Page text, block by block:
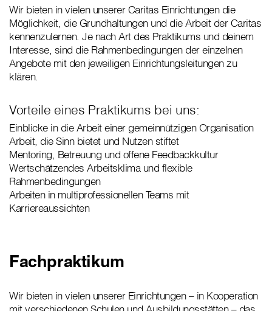
Wir bieten in vielen unserer Caritas Einrichtungen die
Möglichkeit, die Grundhaltungen und die Arbeit der Caritas
kennenzulernen. Je nach Art des Praktikums und deinem
Interesse, sind die Rahmenbedingungen der einzelnen
Angebote mit den jeweiligen Einrichtungsleitungen zu
klären.
Vorteile eines Praktikums bei uns:
Einblicke in die Arbeit einer gemeinnützigen Organisation
Arbeit, die Sinn bietet und Nutzen stiftet
Mentoring, Betreuung und offene Feedbackkultur
Wertschätzendes Arbeitsklima und flexible
Rahmenbedingungen
Arbeiten in multiprofessionellen Teams mit
Karriereaussichten
Fachpraktikum
Wir bieten in vielen unserer Einrichtungen – in Kooperation